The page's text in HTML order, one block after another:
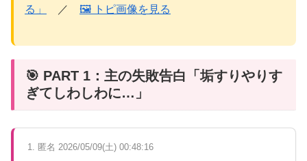
る」
／ 🖼 トピ画像を見る
🎯 PART 1：主の失敗告白「垢すりやりす
ぎてしわしわに…」
1. 匿名 2026/05/09(土) 00:48:16